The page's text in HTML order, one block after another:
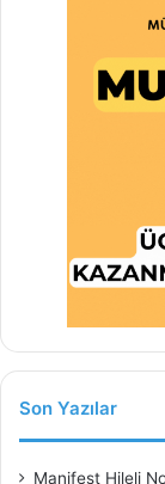
Son Yazılar
Manifest Hileli